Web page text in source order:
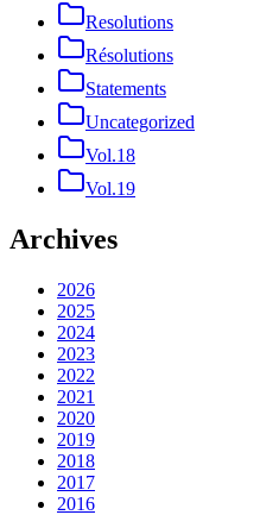
Resolutions
Résolutions
Statements
Uncategorized
Vol.18
Vol.19
Archives
2026
2025
2024
2023
2022
2021
2020
2019
2018
2017
2016